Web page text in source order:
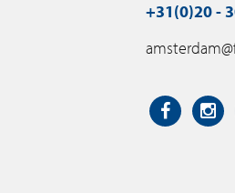
+31(0)20 -